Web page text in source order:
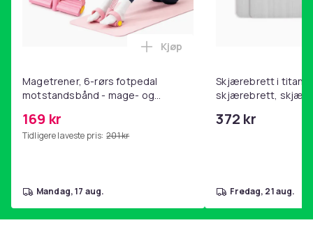
Produktsikkerhetsinformasjon
Magetrener, 6-rørs fotpedal
motstandsbånd - mage- og
hjemmegymnastikk Pink
169 kr
Tidligere laveste pris: 201 kr
Legg Magetrener, 6-rørs
Kjøp
mandag, 17 aug.
Skjærebrett i titan,
skjærebrett,
372 kr
fredag, 21 aug.